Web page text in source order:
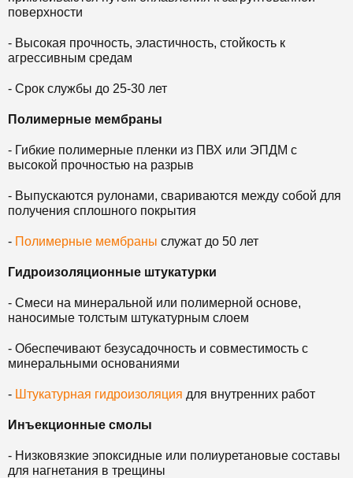
поверхности
- Высокая прочность, эластичность, стойкость к
агрессивным средам
- Срок службы до 25-30 лет
Полимерные мембраны
- Гибкие полимерные пленки из ПВХ или ЭПДМ с
высокой прочностью на разрыв
- Выпускаются рулонами, свариваются между собой для
получения сплошного покрытия
- Полимерные мембраны служат до 50 лет
Гидроизоляционные штукатурки
- Смеси на минеральной или полимерной основе,
наносимые толстым штукатурным слоем
- Обеспечивают безусадочность и совместимость с
минеральными основаниями
- Штукатурная гидроизоляция для внутренних работ
Инъекционные смолы
- Низковязкие эпоксидные или полиуретановые составы
для нагнетания в трещины